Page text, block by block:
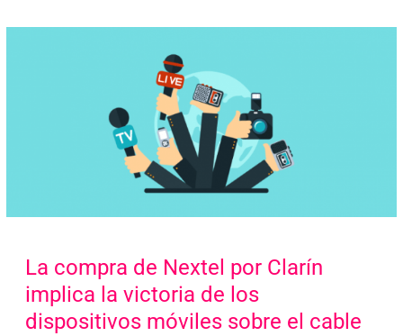
La compra de Nextel por Clarín
implica la victoria de los
dispositivos móviles sobre el cable